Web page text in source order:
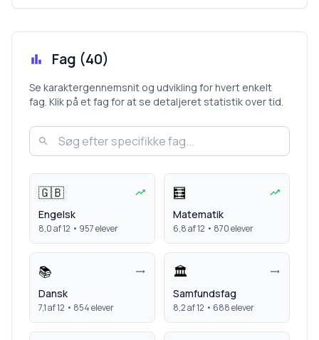
Fag (40)
Se karaktergennemsnit og udvikling for hvert enkelt
fag. Klik på et fag for at se detaljeret statistik over tid.
🇬🇧
Engelsk
8,0af 12 • 957elever
🧮
Matematik
6,8af 12 • 870elever
📚
Dansk
7,1af 12 • 854elever
🏛️
Samfundsfag
8,2af 12 • 688elever